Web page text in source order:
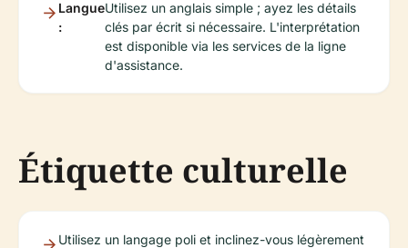
Langue
:
Utilisez un anglais simple ; ayez les détails
clés par écrit si nécessaire. L'interprétation
est disponible via les services de la ligne
d'assistance.
Étiquette culturelle
Utilisez un langage poli et inclinez-vous légèrement